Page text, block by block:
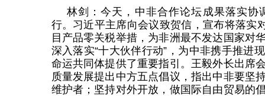
林剑：今天，中非合作论坛成果落实协
行。习近平主席向会议致贺信，宣布将落实
目产品零关税举措，为非洲最不发达国家对
深入落实“十大伙伴行动”，为中非携手推进
命运共同体提供了重要指引。王毅外长出席
质量发展提出中方五点倡议，指出中非要坚
维护者；坚持对外开放，做国际自由贸易的